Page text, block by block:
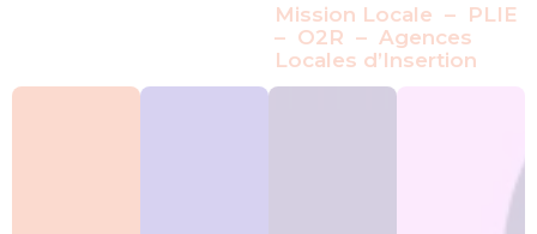
Mission Locale – PLIE
– O2R – Agences
Locales d’Insertion